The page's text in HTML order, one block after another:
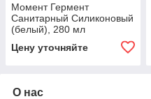
Момент Гермент
Санитарный Силиконовый
(белый), 280 мл
Цену уточняйте
О нас